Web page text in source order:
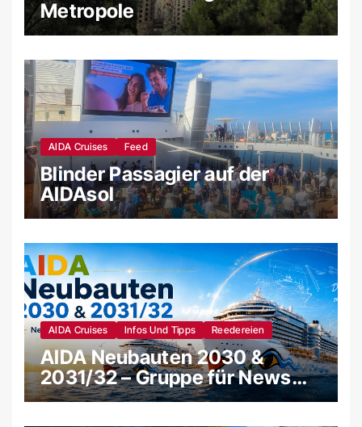
Metropole
AIDA Cruises Feed
Blinder Passagier auf der
AIDAsol
AIDA Cruises Infos Und Tipps Reedereien
AIDA Neubauten 2030 &
2031/32 – Gruppe für News
und Gerüchte